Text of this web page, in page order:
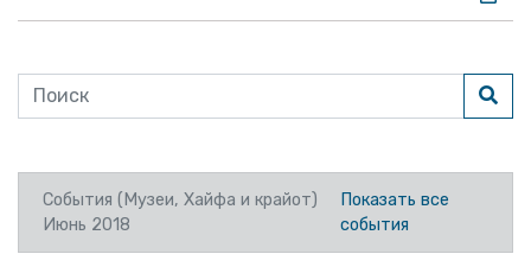
События (Музеи, Хайфа и крайот)
Июнь 2018
Показать все
события